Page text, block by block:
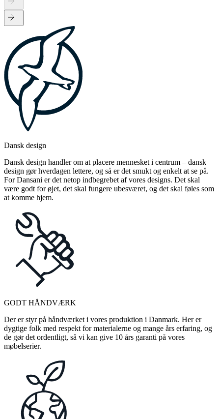
Dansk design
Dansk design handler om at placere mennesket i centrum – dansk
design gør hverdagen lettere, og så er det smukt og enkelt at se på.
For Dansani er det netop indbegrebet af vores designs. Det skal
være godt for øjet, det skal fungere ubesværet, og det skal føles som
at komme hjem.
GODT HÅNDVÆRK
Der er styr på håndværket i vores produktion i Danmark. Her er
dygtige folk med respekt for materialerne og mange års erfaring, og
de gør det ordentligt, så vi kan give 10 års garanti på vores
møbelserier.